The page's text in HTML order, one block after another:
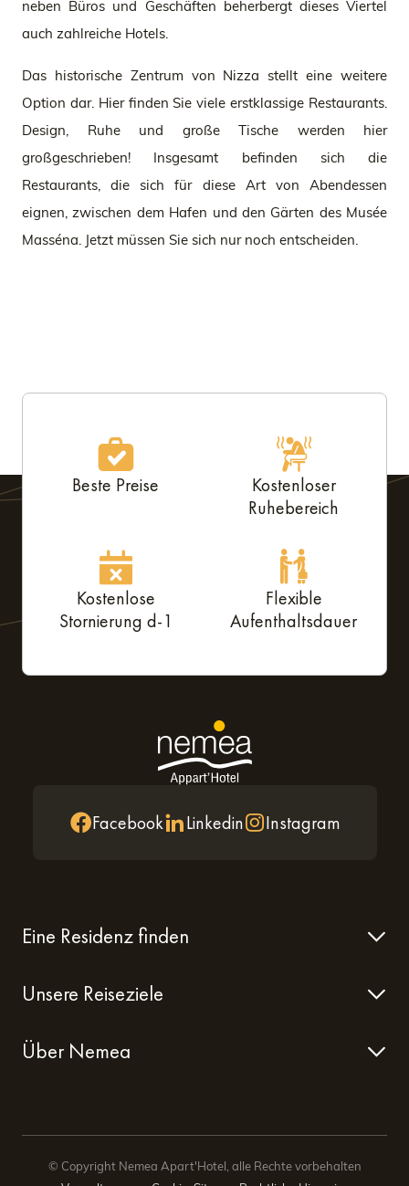
neben Büros und Geschäften beherbergt dieses Viertel
auch zahlreiche Hotels.
Das historische Zentrum von Nizza stellt eine weitere
Option dar. Hier finden Sie viele erstklassige Restaurants.
Design, Ruhe und große Tische werden hier
großgeschrieben! Insgesamt befinden sich die
Restaurants, die sich für diese Art von Abendessen
eignen, zwischen dem Hafen und den Gärten des Musée
Masséna. Jetzt müssen Sie sich nur noch entscheiden.
Beste Preise
Kostenloser
Ruhebereich
Kostenlose
Stornierung d-1
Flexible
Aufenthaltsdauer
Facebook Linkedin Instagram
Eine Residenz finden
Unsere Reiseziele
Über Nemea
© Copyright Nemea Apart'Hotel, alle Rechte vorbehalten